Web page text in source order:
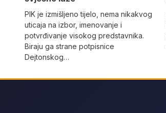
PIK je izmišljeno tijelo, nema nikakvog
uticaja na izbor, imenovanje i
potvrđivanje visokog predstavnika.
Biraju ga strane potpisnice
Dejtonskog…